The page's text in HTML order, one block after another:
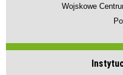
Wojskowe